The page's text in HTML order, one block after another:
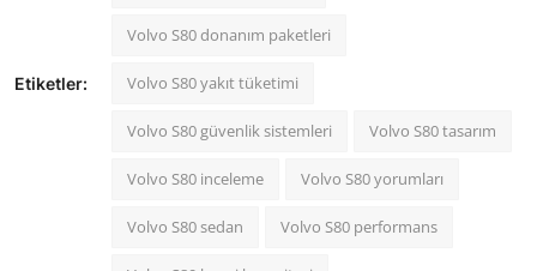
Etiketler:
Volvo S80 donanım paketleri
Volvo S80 yakıt tüketimi
Volvo S80 güvenlik sistemleri Volvo S80 tasarım
Volvo S80 inceleme Volvo S80 yorumları
Volvo S80 sedan Volvo S80 performans